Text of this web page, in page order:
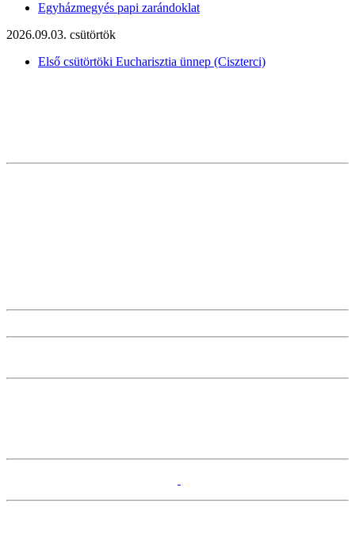
Egyházmegyés papi zarándoklat
2026.09.03. csütörtök
Első csütörtöki Eucharisztia ünnep (Ciszterci)